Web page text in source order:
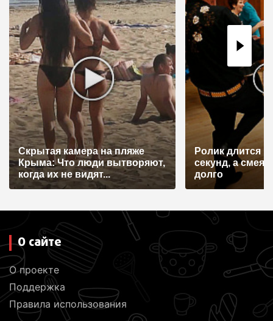
Скрытая камера на пляже
Крыма: Что люди вытворяют,
когда их не видят...
Ролик длится
секунд, а
долго
О сайте
О проекте
Поддержка
Правила использования